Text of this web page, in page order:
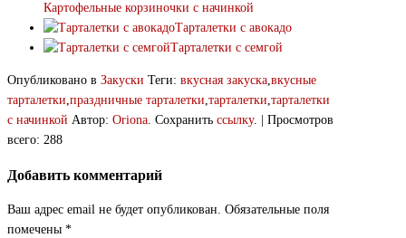
Картофельные корзиночки с начинкой
Тарталетки с авокадо
Тарталетки с семгой
Опубликовано в Закуски Теги: вкусная закуска,вкусные
тарталетки,праздничные тарталетки,тарталетки,тарталетки
с начинкой Автор: Oriona. Сохранить ссылку. | Просмотров
всего: 288
Добавить комментарий
Ваш адрес email не будет опубликован. Обязательные поля
помечены *